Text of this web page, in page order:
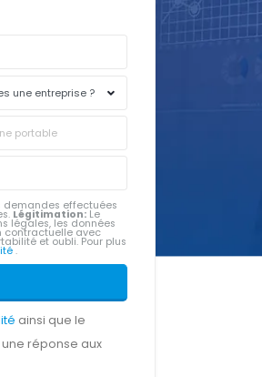
demandes effectuées
Légitimation: Le
légales, les données
contractuelle avec
et oubli. Pour plus
.
ainsi que le
réponse aux